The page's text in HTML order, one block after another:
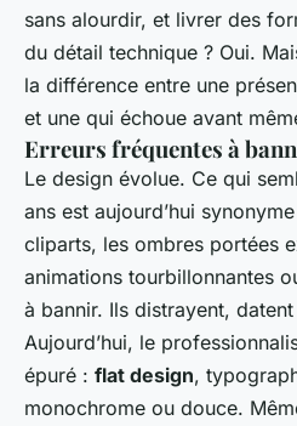
sans alourdir, et livrer des
du détail technique ? Oui.
la différence entre une
et une qui échoue avant
Erreurs fréquentes à
Le design évolue. Ce qui
ans est aujourd’hui
cliparts, les ombres portées
animations tourbillonnantes
à bannir. Ils distrayent,
Aujourd’hui, le
épuré : flat design,
monochrome ou douce.